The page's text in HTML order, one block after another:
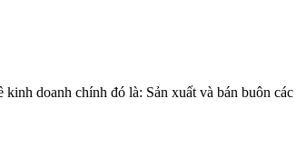
kinh doanh chính đó là: Sản xuất và bán